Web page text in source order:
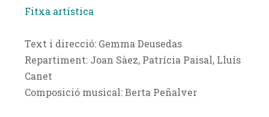
Fitxa artística
Text i direcció: Gemma Deusedas
Repartiment: Joan Sàez, Patrícia Paisal, Lluís
Canet
Composició musical: Berta Peñalver